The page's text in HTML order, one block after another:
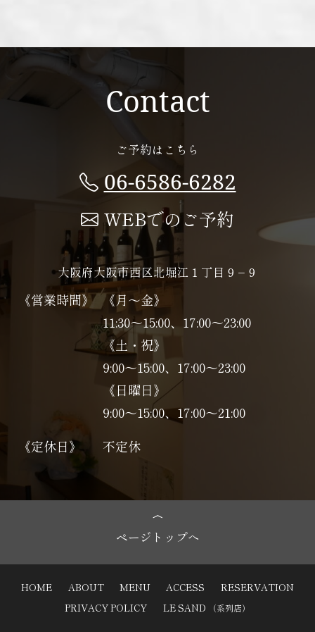
Contact
ご予約はこちら
06-6586-6282
WEBでのご予約
大阪府大阪市西区北堀江１丁目９−９
《営業時間》 《月～金》
11:30～15:00、17:00～23:00
《土・祝》
9:00～15:00、17:00〜23:00
《日曜日》
9:00～15:00、17:00〜21:00
《定休日》
不定休
ページトップへ
HOME ABOUT MENU ACCESS
RESERVATION
PRIVACY POLICY
LE SAND （系列店）